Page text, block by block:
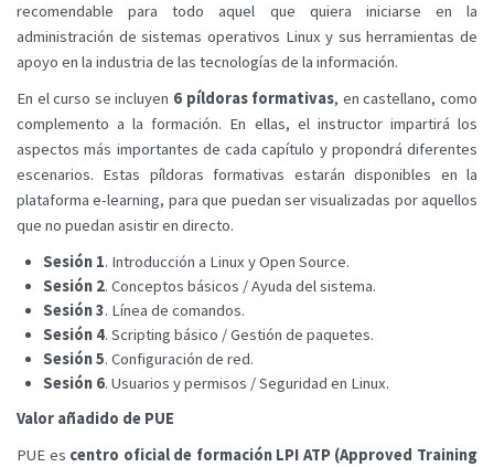
recomendable para todo aquel que quiera iniciarse en la
administración de sistemas operativos Linux y sus herramientas de
apoyo en la industria de las tecnologías de la información.
En el curso se incluyen 6 píldoras formativas, en castellano, como
complemento a la formación. En ellas, el instructor impartirá los
aspectos más importantes de cada capítulo y propondrá diferentes
escenarios. Estas píldoras formativas estarán disponibles en la
plataforma e-learning, para que puedan ser visualizadas por aquellos
que no puedan asistir en directo.
Sesión 1. Introducción a Linux y Open Source.
Sesión 2. Conceptos básicos / Ayuda del sistema.
Sesión 3. Línea de comandos.
Sesión 4. Scripting básico / Gestión de paquetes.
Sesión 5. Configuración de red.
Sesión 6. Usuarios y permisos / Seguridad en Linux.
Valor añadido de PUE
PUE es centro oficial de formación LPI ATP (Approved Training